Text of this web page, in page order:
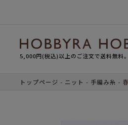
5,000円(税込)以上のご注文で送料無料
トップページ ニット 手編み糸